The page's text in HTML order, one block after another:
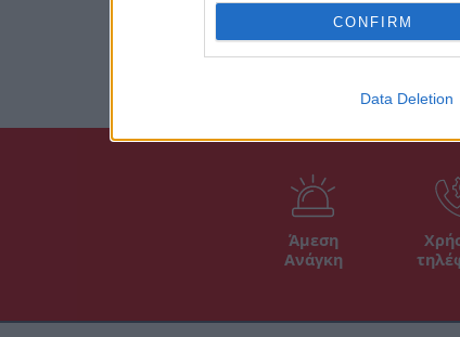
CONFIRM
Data Deletion
Άμεση
Ανάγκη